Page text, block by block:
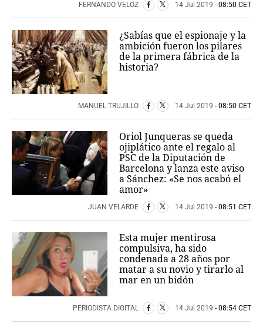
FERNANDO VELOZ 14 Jul 2019 - 08:50 CET
¿Sabías que el espionaje y la
ambición fueron los pilares
de la primera fábrica de la
historia?
MANUEL TRUJILLO 14 Jul 2019 - 08:50 CET
Oriol Junqueras se queda
ojiplático ante el regalo al
PSC de la Diputación de
Barcelona y lanza este aviso
a Sánchez: «Se nos acabó el
amor»
JUAN VELARDE 14 Jul 2019 - 08:51 CET
Esta mujer mentirosa
compulsiva, ha sido
condenada a 28 años por
matar a su novio y tirarlo al
mar en un bidón
PERIODISTA DIGITAL 14 Jul 2019 - 08:54 CET